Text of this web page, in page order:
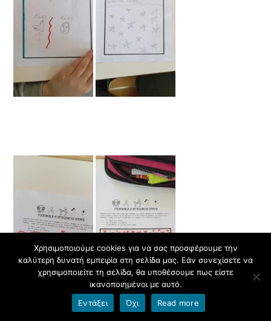
Χρησιμοποιούμε cookies για να σας προσφέρουμε την
καλύτερη δυνατή εμπειρία στη σελίδα μας. Εάν συνεχίσετε να
χρησιμοποιείτε τη σελίδα, θα υποθέσουμε πως είστε
ικανοποιημένοι με αυτό.
Εντάξει
Όχι Read more